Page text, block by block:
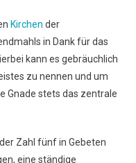
Kirchen der
in Dank für das
kann es gebräuchlich
zu nennen und um
Gnade stets das zentrale
Zahl fünf in Gebeten
eine ständige